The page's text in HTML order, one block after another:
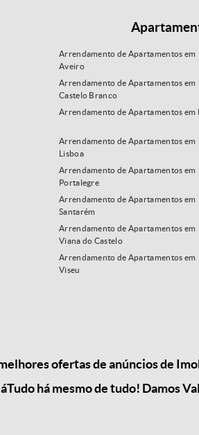
Arrendamento de Apartamentos em
Aveiro
Arrendamento de Apartamentos em
Castelo Branco
Arrendamento de Apartamentos em
Arrendamento de Apartamentos em
Lisboa
Arrendamento de Apartamentos em
Portalegre
Arrendamento de Apartamentos em
Santarém
Arrendamento de Apartamentos em
Viana do Castelo
Arrendamento de Apartamentos em
Viseu
ofertas de anúncios de
há mesmo de tudo! Damos